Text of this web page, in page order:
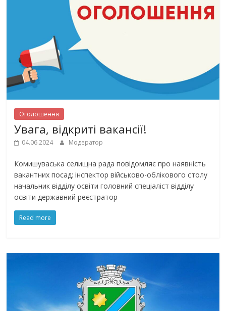
Оголошення
Увага, відкриті вакансії!
04.06.2024 Модератор
Комишуваська селищна рада повідомляє про наявність
вакантних посад: інспектор військово-облікового столу
начальник відділу освіти головний спеціаліст відділу
освіти державний реєстратор
Read more